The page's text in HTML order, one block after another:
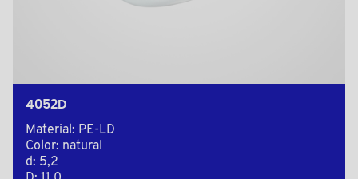
4052D
Material: PE-LD
Color: natural
d: 5,2